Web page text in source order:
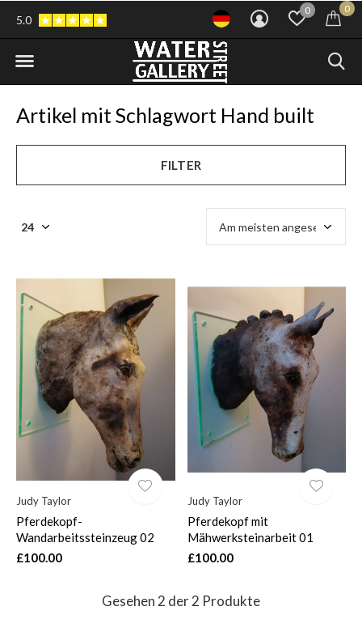
0 0
5.0
Artikel mit Schlagwort Hand built
FILTER
Judy Taylor
Pferdekopf-
Wandarbeitssteinzeug 02
£100.00
Judy Taylor
Pferdekopf mit
Mähwerksteinarbeit 01
£100.00
Gesehen 2 der 2 Produkte